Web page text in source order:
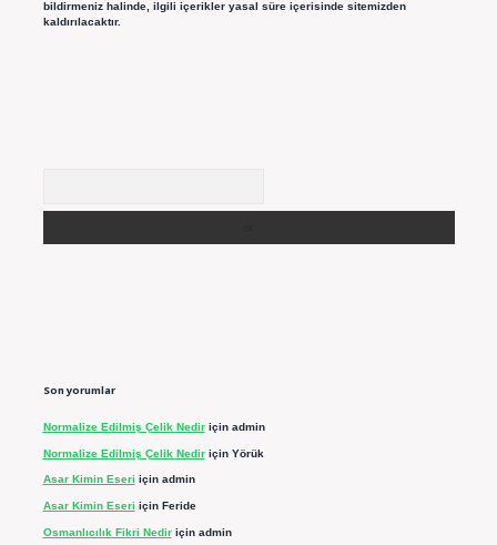
bildirmeniz halinde, ilgili içerikler yasal süre içerisinde sitemizden
kaldırılacaktır.
Son yorumlar
Normalize Edilmiş Çelik Nediriçin admin
Normalize Edilmiş Çelik Nediriçin Yörük
Asar Kimin Eseri için admin
Asar Kimin Eseri için Feride
Osmanlıcılık Fikri Nediriçin admin